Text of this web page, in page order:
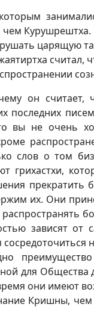
чем
царящую
считал,
он
последних
вы не очень
слов о том
грихастхи,
прекратить
их. Они
зависят от
для Общества
они имеют
Кришны,